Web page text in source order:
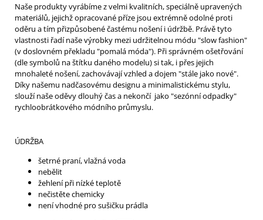
Naše produkty vyrábíme z velmi kvalitních, speciálně upravených
materiálů, jejichž opracované příze jsou extrémně odolné proti
oděru a tím přizpůsobené častému nošení i údržbě. Právě tyto
vlastnosti řadí naše výrobky mezi udržitelnou módu "slow fashion"
(v doslovném překladu "pomalá móda"). Při správném ošetřování
(dle symbolů na štítku daného modelu) si tak, i přes jejich
mnohaleté nošení, zachovávají vzhled a dojem "stále jako nové".
Díky našemu nadčasovému designu a minimalistickému stylu,
slouží naše oděvy dlouhý čas a nekončí jako "sezónní odpadky"
rychloobrátkového módního průmyslu.
ÚDRŽBA
šetrné praní, vlažná voda
nebělit
žehlení při nízké teplotě
nečistěte chemicky
není vhodné pro sušičku prádla